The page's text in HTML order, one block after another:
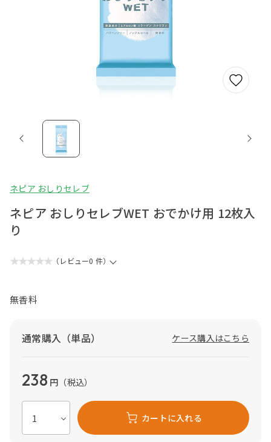
ネピア おしりセレブ
ネピア おしりセレブWET おでかけ用 12枚入
り
★★★★★ （レビュー0 件）
無香料
通常購入（単品） ケース購入はこちら
238 円 （税込）
カートに入れる